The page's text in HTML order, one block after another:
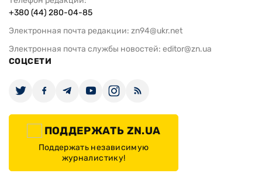
+380 (44) 280-04-85
Электронная почта редакции: zn94@ukr.net
Электронная почта службы новостей: editor@zn.ua
СОЦСЕТИ
ПОДДЕРЖАТЬ ZN.UA
Поддержать независимую
журналистику!